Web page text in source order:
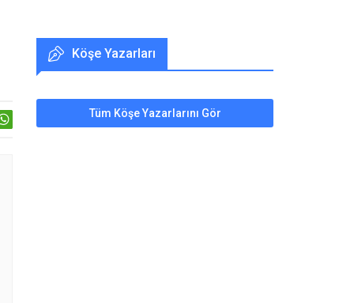
Köşe Yazarları
Tüm Köşe Yazarlarını Gör